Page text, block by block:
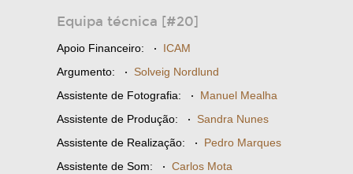
Equipa técnica [#20]
Apoio Financeiro: · ICAM
Argumento: · Solveig Nordlund
Assistente de Fotografia: · Manuel Mealha
Assistente de Produção: · Sandra Nunes
Assistente de Realização: · Pedro Marques
Assistente de Som: · Carlos Mota